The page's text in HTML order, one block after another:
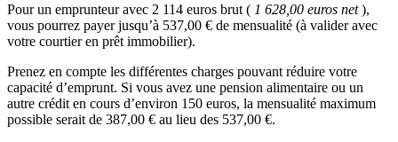
Pour un emprunteur avec 2 114 euros brut ( 1 628,00 euros net),
vous pourrez payer jusqu’à 537,00 € de mensualité (à valider avec
votre courtier en prêt immobilier).
Prenez en compte les différentes charges pouvant réduire votre
capacité d’emprunt. Si vous avez une pension alimentaire ou un
autre crédit en cours d’environ 150 euros, la mensualité maximum
possible serait de 387,00 € au lieu des 537,00 €.